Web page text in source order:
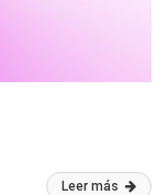
Leer más